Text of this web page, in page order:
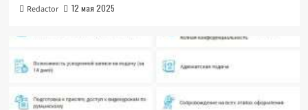
Redactor 12 мая 2025